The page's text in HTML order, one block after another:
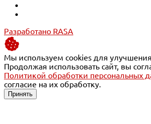
Разработано RASA
Мы используем cookies для
Продолжая использовать сайт, вы
Политикой обработки персональных
согласие на их обработку.
Принять